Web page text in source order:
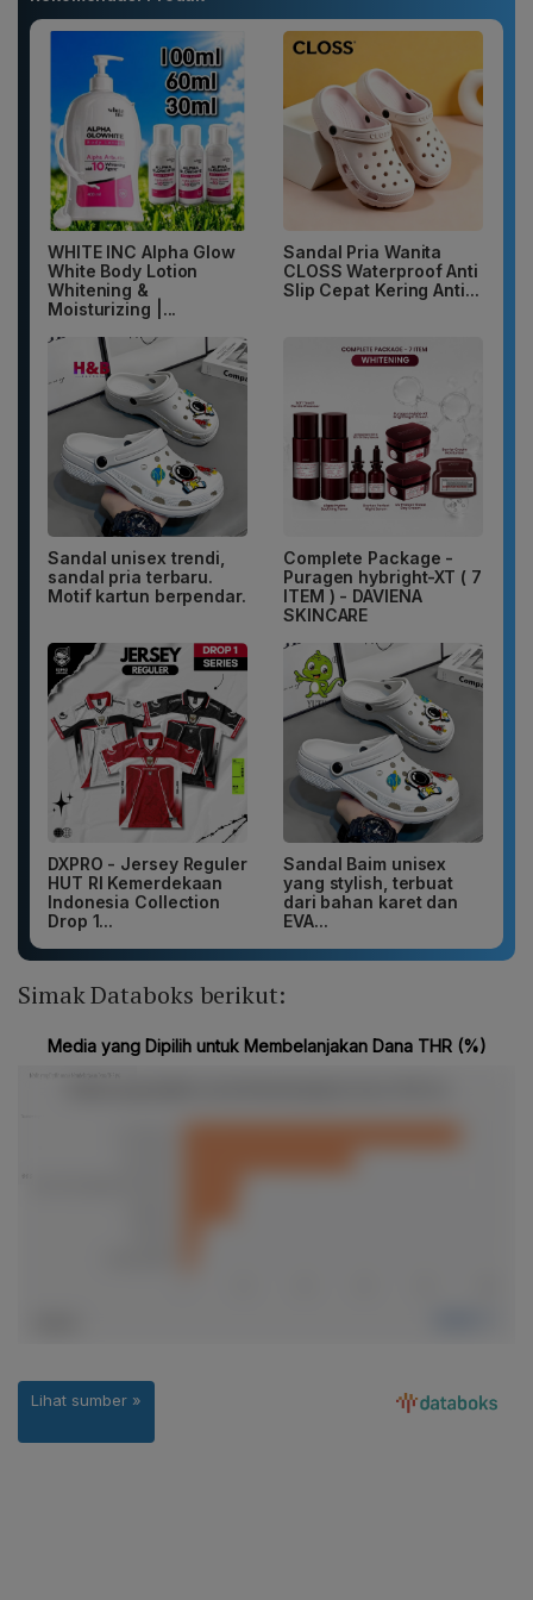
WHITE INC Alpha Glow
White Body Lotion
Whitening &
Moisturizing |...
Sandal Pria Wanita
CLOSS Waterproof Anti
Slip Cepat Kering Anti...
Sandal unisex trendi,
sandal pria terbaru.
Motif kartun berpendar.
Complete Package -
Puragen hybright-XT ( 7
ITEM ) - DAVIENA
SKINCARE
DXPRO - Jersey Reguler
HUT RI Kemerdekaan
Indonesia Collection
Drop 1...
Sandal Baim unisex
yang stylish, terbuat
dari bahan karet dan
EVA...
Simak Databoks berikut: